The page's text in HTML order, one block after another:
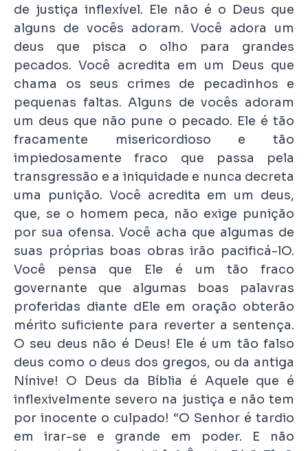
de justiça inflexível. Ele não é o Deus que
alguns de vocês adoram. Você adora um
deus que pisca o olho para grandes
pecados. Você acredita em um Deus que
chama os seus crimes de pecadinhos e
pequenas faltas. Alguns de vocês adoram
um deus que não pune o pecado. Ele é tão
fracamente misericordioso e tão
impiedosamente fraco que passa pela
transgressão e a iniquidade e nunca decreta
uma punição. Você acredita em um deus,
que, se o homem peca, não exige punição
por sua ofensa. Você acha que algumas de
suas próprias boas obras irão pacificá-lO.
Você pensa que Ele é um tão fraco
governante que algumas boas palavras
proferidas diante dEle em oração obterão
mérito suficiente para reverter a sentença.
O seu deus não é Deus! Ele é um tão falso
deus como o deus dos gregos, ou da antiga
Nínive! O Deus da Bíblia é Aquele que é
inflexivelmente severo na justiça e não tem
por inocente o culpado! “O Senhor é tardio
em irar-se e grande em poder. E não